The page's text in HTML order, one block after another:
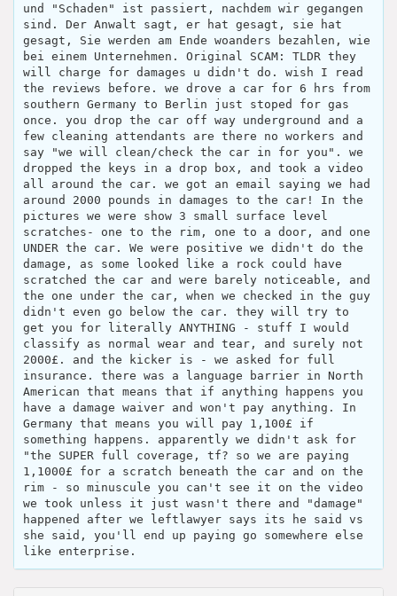
und "Schaden" ist passiert, nachdem wir gegangen
sind. Der Anwalt sagt, er hat gesagt, sie hat
gesagt, Sie werden am Ende woanders bezahlen, wie
bei einem Unternehmen. Original SCAM: TLDR they
will charge for damages u didn't do. wish I read
the reviews before. we drove a car for 6 hrs from
southern Germany to Berlin just stoped for gas
once. you drop the car off way underground and a
few cleaning attendants are there no workers and
say "we will clean/check the car in for you". we
dropped the keys in a drop box, and took a video
all around the car. we got an email saying we had
around 2000 pounds in damages to the car! In the
pictures we were show 3 small surface level
scratches- one to the rim, one to a door, and one
UNDER the car. We were positive we didn't do the
damage, as some looked like a rock could have
scratched the car and were barely noticeable, and
the one under the car, when we checked in the guy
didn't even go below the car. they will try to
get you for literally ANYTHING - stuff I would
classify as normal wear and tear, and surely not
2000£. and the kicker is - we asked for full
insurance. there was a language barrier in North
American that means that if anything happens you
have a damage waiver and won't pay anything. In
Germany that means you will pay 1,100£ if
something happens. apparently we didn't ask for
"the SUPER full coverage, tf? so we are paying
1,1000£ for a scratch beneath the car and on the
rim - so minuscule you can't see it on the video
we took unless it just wasn't there and "damage"
happened after we leftlawyer says its he said vs
she said, you'll end up paying go somewhere else
like enterprise.